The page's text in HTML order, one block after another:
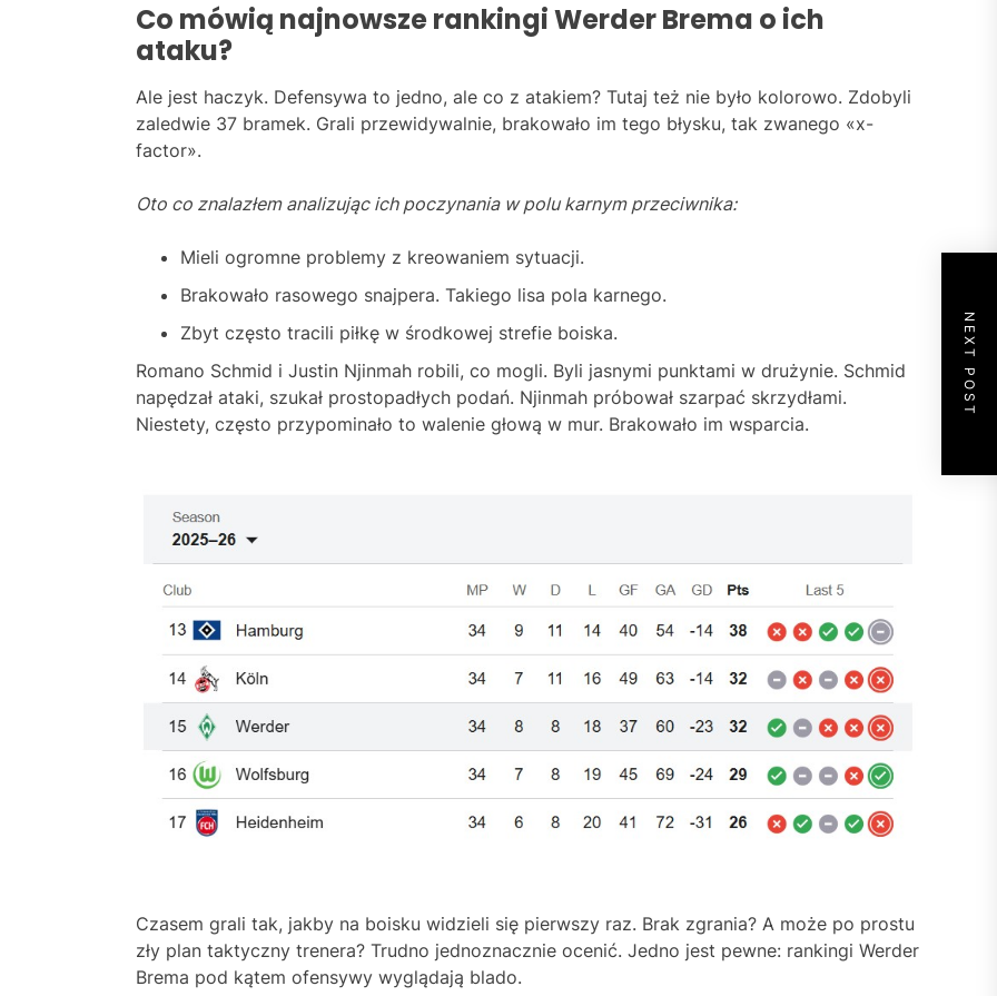
Co mówią najnowsze rankingi Werder Brema o ich
ataku?
Ale jest haczyk. Defensywa to jedno, ale co z atakiem? Tutaj też nie było kolorowo. Zdobyli
zaledwie 37 bramek. Grali przewidywalnie, brakowało im tego błysku, tak zwanego «x-
factor».
Oto co znalazłem analizując ich poczynania w polu karnym przeciwnika:
Mieli ogromne problemy z kreowaniem sytuacji.
Brakowało rasowego snajpera. Takiego lisa pola karnego.
Zbyt często tracili piłkę w środkowej strefie boiska.
Romano Schmid i Justin Njinmah robili, co mogli. Byli jasnymi punktami w drużynie. Schmid
napędzał ataki, szukał prostopadłych podań. Njinmah próbował szarpać skrzydłami.
Niestety, często przypominało to walenie głową w mur. Brakowało im wsparcia.
Czasem grali tak, jakby na boisku widzieli się pierwszy raz. Brak zgrania? A może po prostu
zły plan taktyczny trenera? Trudno jednoznacznie ocenić. Jedno jest pewne: rankingi Werder
Brema pod kątem ofensywy wyglądają blado.
NEXT POST